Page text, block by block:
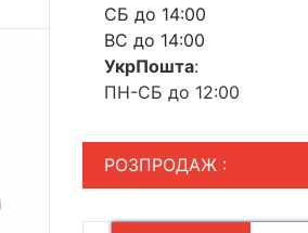
СБ до 14:00
ВС до 14:00
УкрПошта:
ПН-СБ до 12:00
РОЗПРОДАЖ :